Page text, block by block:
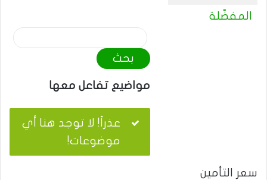
المفضّلة
م
و
ا
ض
ع
ب
مواضيع تفاعل معها
عذراً! لا توجد هنا أي
موضوعات!
سعر التأمين